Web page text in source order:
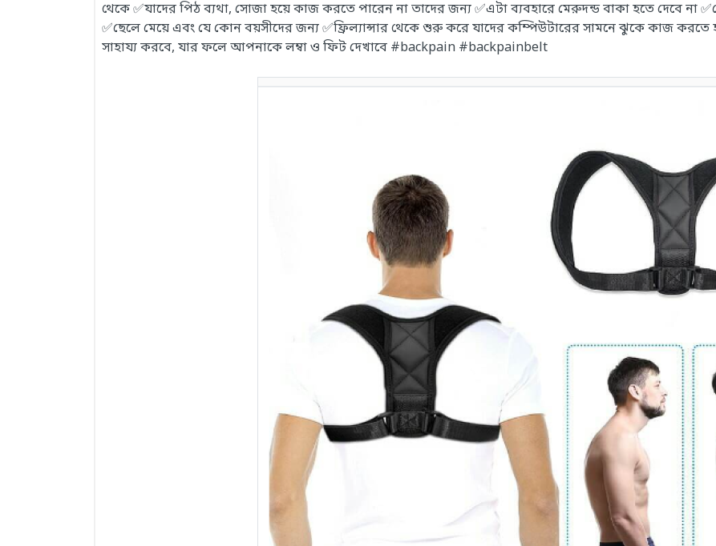
থেকে ✅যাদের পিঠ ব্যথা, সোজা হয়ে কাজ করতে পারেন না তাদের জন্য ✅এটা ব্যবহারে মেরুদন্ড বাকা হতে দেবে
✅ছেলে মেয়ে এবং যে কোন বয়সীদের জন্য ✅ফ্রিল্যান্সার থেকে শুরু করে যাদের কম্পিউটারের সামনে ঝুকে কাজ
সাহায্য করবে, যার ফলে আপনাকে লম্বা ও ফিট দেখাবে #backpain #backpainbelt